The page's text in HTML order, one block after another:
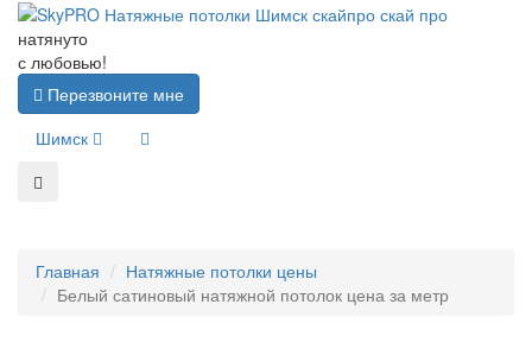
натянуто
с любовью!
Перезвоните мне
Шимск
Главная
Натяжные потолки цены
Белый сатиновый натяжной потолок цена за метр